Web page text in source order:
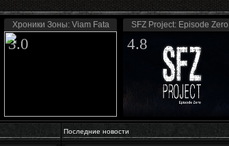
Хроники Зоны: Viam Fata
3.0
SFZ Project: Episode Zero
4.8
Последние новости